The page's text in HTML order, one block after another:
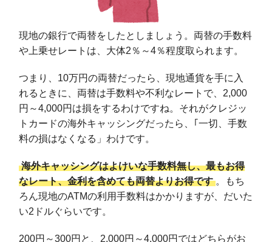
現地の銀行で両替をしたとしましょう。両替の手数料
や上乗せレートは、大体2％～4％程度取られます。
つまり、10万円の両替だったら、現地通貨を手に入
れるときに、両替は手数料や不利なレートで、2,000
円～4,000円は損をするわけですね。それがクレジッ
トカードの海外キャッシングだったら、｢一切、手数
料の損はなくなる」わけです。
海外キャッシングはよけいな手数料無し、最もお得
なレート、金利を含めても両替よりお得です 。もち
ろん現地のATMの利用手数料はかかりますが、だいた
い2ドルぐらいです。
200円～300円と、2,000円～4,000円ではどちらがお